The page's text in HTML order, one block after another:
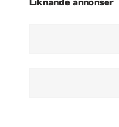
Liknande annonser